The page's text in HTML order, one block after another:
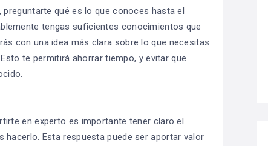
qué es lo que conoces hasta el
tengas suficientes conocimientos que
con una idea más clara sobre lo que necesitas
te permitirá ahorrar tiempo, y evitar que
en experto es importante tener claro el
hacerlo. Esta respuesta puede ser aportar valor